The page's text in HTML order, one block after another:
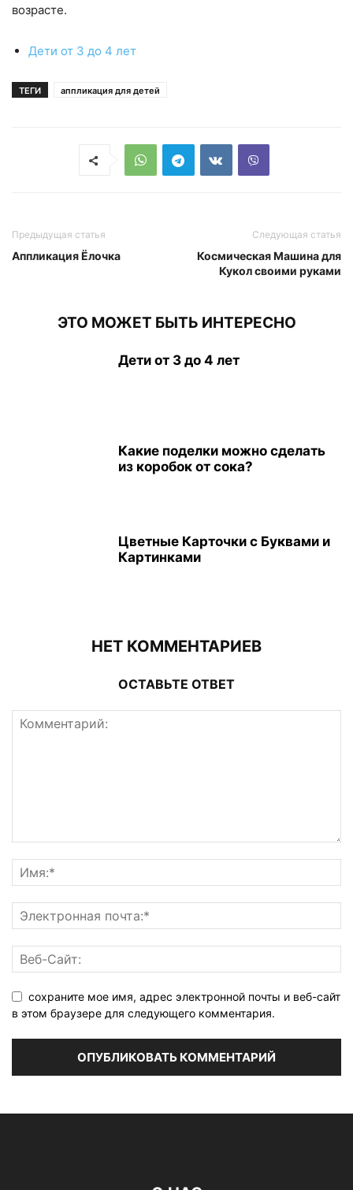
возрасте.
Дети от 3 до 4 лет
ТЕГИ аппликация для детей
Предыдущая статья
Аппликация Ёлочка
Следующая статья
Космическая Машина для
Кукол своими руками
ЭТО МОЖЕТ БЫТЬ ИНТЕРЕСНО
Дети от 3 до 4 лет
Какие поделки можно сделать
из коробок от сока?
Цветные Карточки с Буквами и
Картинками
НЕТ КОММЕНТАРИЕВ
ОСТАВЬТЕ ОТВЕТ
сохраните мое имя, адрес электронной почты и веб-сайт
в этом браузере для следующего комментария.